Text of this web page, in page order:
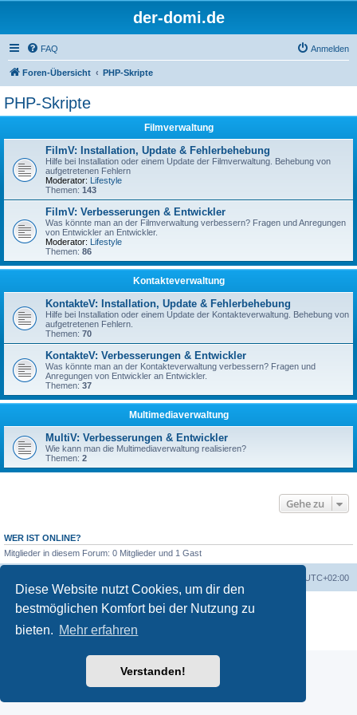
Diese Website nutzt Cookies, um dir den
bestmöglichen Komfort bei der Nutzung zu
bieten. Mehr erfahren
Verstanden!
der-domi.de
FAQ Anmelden
Foren-Übersicht PHP-Skripte
PHP-Skripte
Filmverwaltung
FilmV: Installation, Update & Fehlerbehebung
Hilfe bei Installation oder einem Update der Filmverwaltung. Behebung von
aufgetretenen Fehlern
Moderator: Lifestyle
Themen: 143
FilmV: Verbesserungen & Entwickler
Was könnte man an der Filmverwaltung verbessern? Fragen und Anregungen
von Entwickler an Entwickler.
Moderator: Lifestyle
Themen: 86
Kontakteverwaltung
KontakteV: Installation, Update & Fehlerbehebung
Hilfe bei Installation oder einem Update der Kontakteverwaltung. Behebung von
aufgetretenen Fehlern.
Themen: 70
KontakteV: Verbesserungen & Entwickler
Was könnte man an der Kontakteverwaltung verbessern? Fragen und
Anregungen von Entwickler an Entwickler.
Themen: 37
Multimediaverwaltung
MultiV: Verbesserungen & Entwickler
Wie kann man die Multimediaverwaltung realisieren?
Themen: 2
Gehe zu
WER IST ONLINE?
Mitglieder in diesem Forum: 0 Mitglieder und 1 Gast
UTC+02:00
Powered byphpBB ® Forum Software © phpBB Limited
Datenschutz